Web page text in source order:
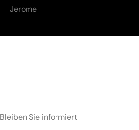
Jerome
Bleiben Sie informiert